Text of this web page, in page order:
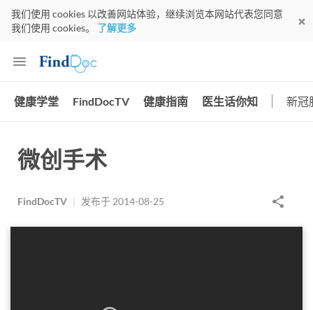
我们使用 cookies 以改善网站体验，继续浏览本网站代表您同意
我们使用 cookies。 了解更多
健康学堂 FindDocTV 健康指南 医生话你知 新冠
微创手术
FindDocTV | 发布于 2014-08-25